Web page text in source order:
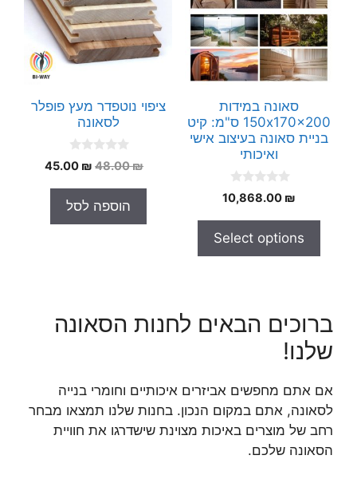
סאונה במידות
150x170x200 ס"מ: קיט
בניית סאונה בעיצוב אישי
ואיכותי
0
o
o
5
10,868.00 ₪
Select options
ציפוי נוטפדר מעץ פופלר
לסאונה
0
o
o
5
48.00₪
המחיר
היה:
48.00 ₪.
45.00 ₪
המחיר
הוספה לסל
ברוכים הבאים לחנות הסאונה
שלנו!
אם אתם מחפשים אביזרים איכותיים וחומרי בנייה
לסאונה, אתם במקום הנכון. בחנות שלנו תמצאו מבחר
רחב של מוצרים באיכות מצוינת שישדרגו את חוויית
הסאונה שלכם.